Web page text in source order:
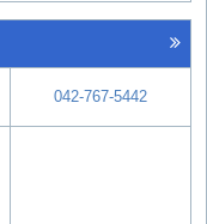
042-767-5442